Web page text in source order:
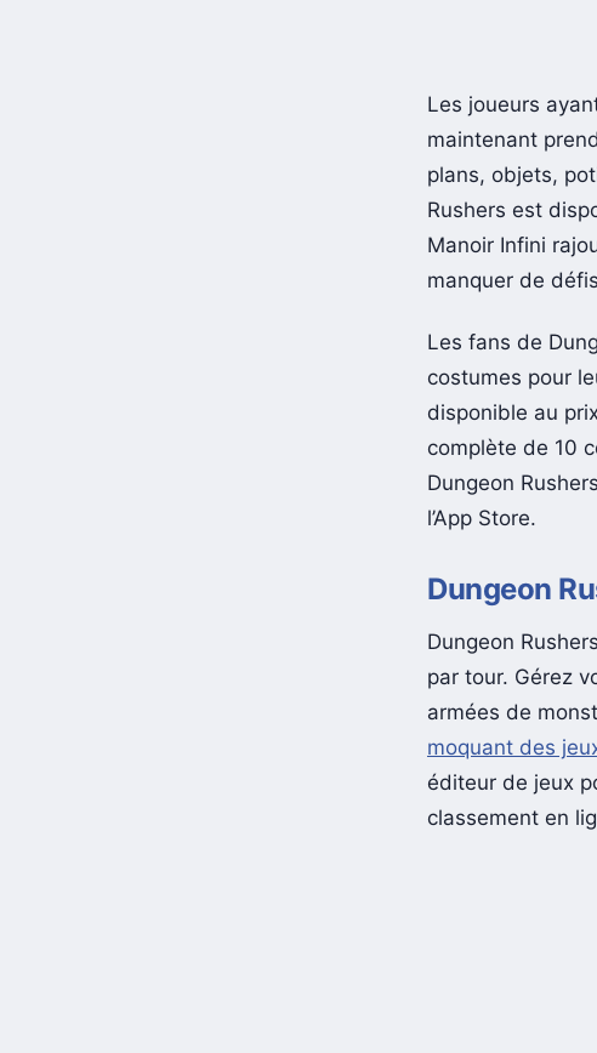
Les joueurs
maintenant
plans, objets,
Rushers est
Manoir Infini
manquer de
Les fans de
costumes pour
disponible au
complète de 10
Dungeon
l’App Store.
Dungeon
Dungeon
par tour. Gérez
armées de
moquant des
éditeur de jeux
classement en